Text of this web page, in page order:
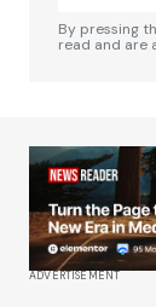
By pressing
read and are
ADVERTISEMENT